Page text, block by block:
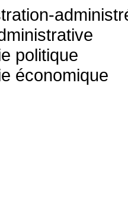
politique
économique